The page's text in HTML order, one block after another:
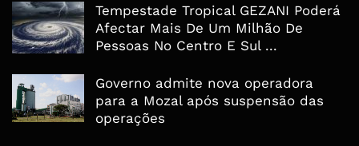
Tempestade Tropical GEZANI Poderá
Afectar Mais De Um Milhão De
Pessoas No Centro E Sul ...
Governo admite nova operadora
para a Mozal após suspensão das
operações